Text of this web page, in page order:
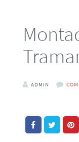
ADMIN